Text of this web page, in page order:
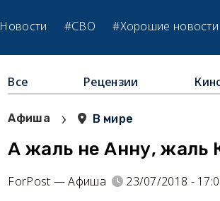
Новости #СВО #Хорошие новости
Все Рецензии
Афиша › В мире
А жаль не Анну, жаль
ForPost — Афиша
23/07/2018 -